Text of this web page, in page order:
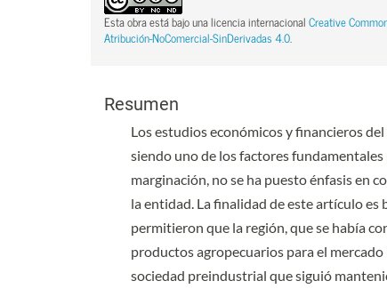
Esta obra está bajo una licencia internacionalCreative
Atribución-NoComercial-SinDerivadas 4.0.
Resumen
Los estudios económicos y financieros
siendo uno de los factores
marginación, no se ha puesto énfasis en
la entidad. La finalidad de este artículo es
permitieron que la región, que se había
productos agropecuarios para el
sociedad preindustrial que siguió